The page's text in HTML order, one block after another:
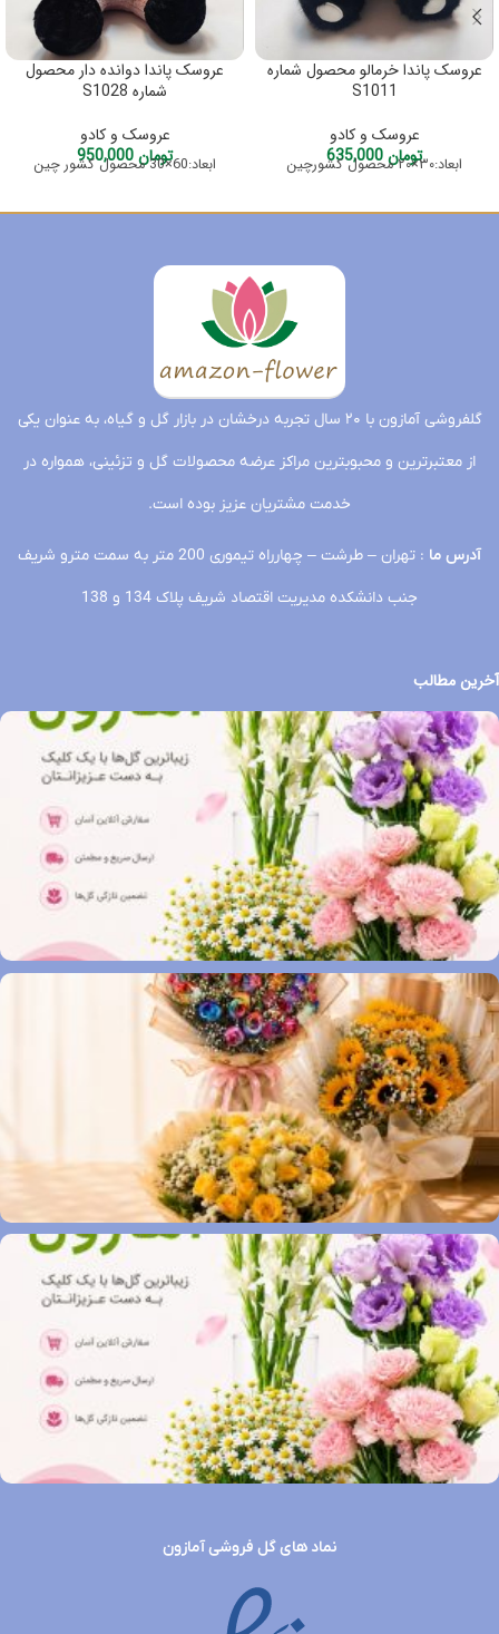
عروسک پاندا خرمالو محصول شماره
S1011
عروسک و کادو
تومان ابعاد:۳۰×۲۰ محصول کشورچین
عروسک پاندا دوانده دار محصول
شماره S1028
عروسک و کادو
تومان
ابعاد:60×30 محصول کشور چین
گلفروشی آمازون با ۲۰ سال تجربه درخشان در بازار گل و گیاه، به عنوان یکی
از معتبرترین و محبوبترین مراکز عرضه محصولات گل و تزئینی، همواره در
خدمت مشتریان عزیز بوده است.
آدرس ما
: تهران – طرشت – چهارراه تیموری 200 متر به سمت مترو شریف
جنب دانشکده مدیریت اقتصاد شریف پلاک 134 و 138
آخرین مطالب
نماد های گل فروشی آمازون